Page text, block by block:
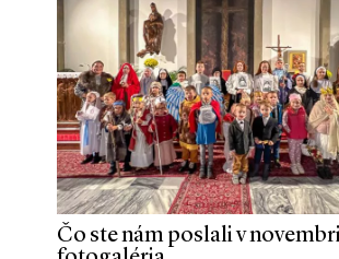
Čo ste nám poslali v